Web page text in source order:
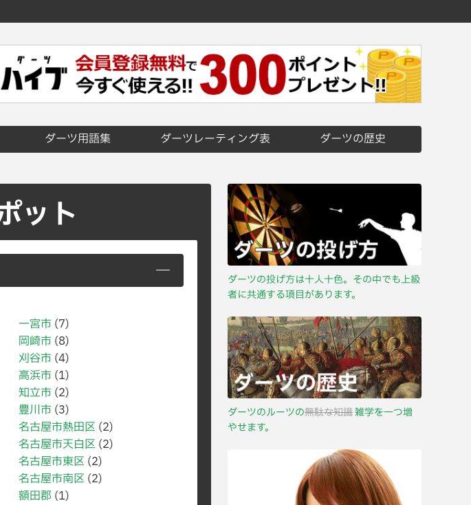
ダーツ用語集 ダーツレーティング表
ダーツの歴史
ット
一宮市(7)
岡崎市(8)
刈谷市(4)
高浜市(1)
知立市(2)
豊川市(3)
名古屋市熱田区 (2)
名古屋市天白区 (2)
名古屋市東区 (2)
名古屋市南区 (2)
額田郡 (1)
ダーツの投げ方は十人十色。その中でも上級
者に共通する項目があります。
ダーツのルーツの無駄な知識雑学を一つ増
やせます。